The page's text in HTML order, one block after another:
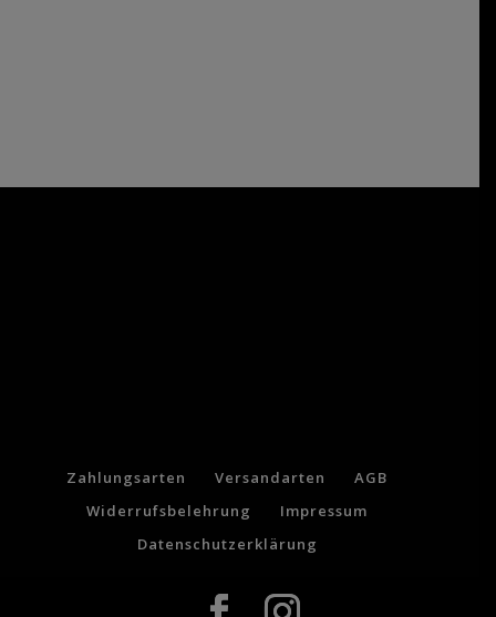
Zahlungsarten Versandarten
AGB
Widerrufsbelehrung
Impressum
Datenschutzerklärung